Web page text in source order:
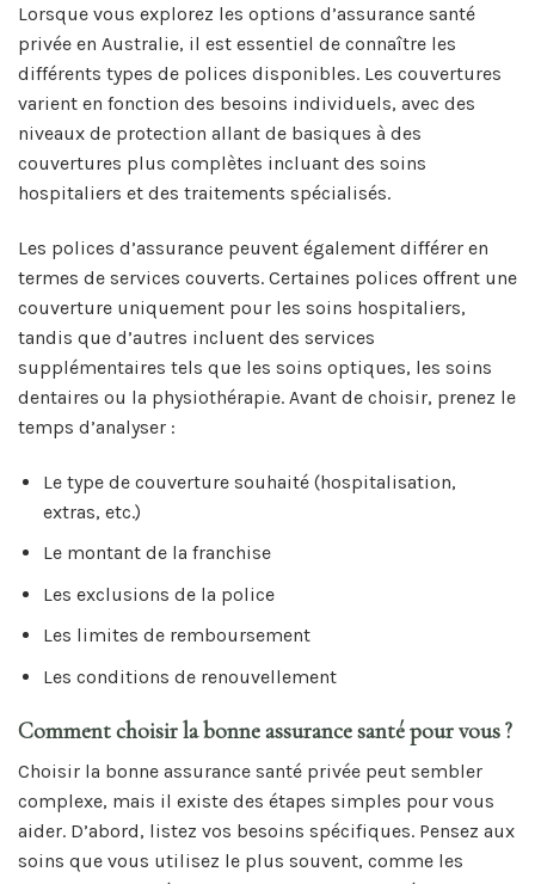
Lorsque vous explorez les options d’assurance santé
privée en Australie, il est essentiel de connaître les
différents types de polices disponibles. Les couvertures
varient en fonction des besoins individuels, avec des
niveaux de protection allant de basiques à des
couvertures plus complètes incluant des soins
hospitaliers et des traitements spécialisés.
Les polices d’assurance peuvent également différer en
termes de services couverts. Certaines polices offrent une
couverture uniquement pour les soins hospitaliers,
tandis que d’autres incluent des services
supplémentaires tels que les soins optiques, les soins
dentaires ou la physiothérapie. Avant de choisir, prenez le
temps d’analyser :
Le type de couverture souhaité (hospitalisation,
extras, etc.)
Le montant de la franchise
Les exclusions de la police
Les limites de remboursement
Les conditions de renouvellement
Comment choisir la bonne assurance santé pour vous ?
Choisir la bonne assurance santé privée peut sembler
complexe, mais il existe des étapes simples pour vous
aider. D’abord, listez vos besoins spécifiques. Pensez aux
soins que vous utilisez le plus souvent, comme les